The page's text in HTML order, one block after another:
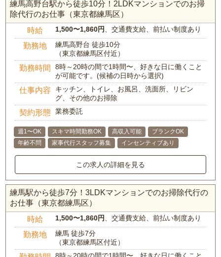
練馬高野台駅から徒歩10分！2LDKマンションでのお掃
除代行のお仕事（東京都練馬区）
時給 1,500〜1,860円 、交通費支給、前払い制度あり
勤務地
練馬高野台 徒歩10分
（東京都練馬区付近）
勤務時間
8時～20時の間で1時間〜、好きな日に働くこと
が可能です。(候補の日時から選択)
仕事内容
キッチン、トイレ、お風呂、洗面所、リビン
グ、その他のお掃除
契約形態 業務委託
週1〜OK スキマ時間勤務OK 高収入可能
ブランクOK
年齢不問
家事代行スタッフ募集 インセンティブあり
この求人の詳細を見る
練馬駅から徒歩7分！3LDKマンションでのお掃除代行の
お仕事（東京都練馬区）
時給 1,500〜1,860円 、交通費支給、前払い制度あり
勤務地
練馬 徒歩7分
（東京都練馬区付近）